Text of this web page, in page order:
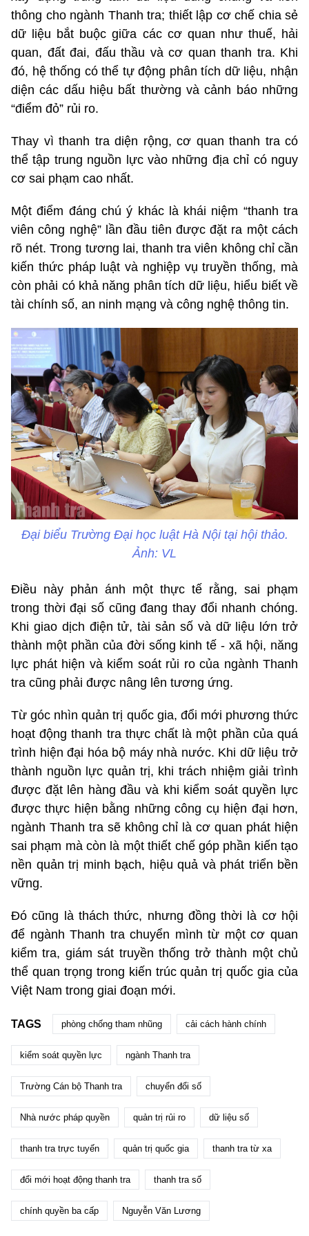
thông cho ngành Thanh tra; thiết lập cơ chế chia sẻ
dữ liệu bắt buộc giữa các cơ quan như thuế, hải
quan, đất đai, đấu thầu và cơ quan thanh tra. Khi
đó, hệ thống có thể tự động phân tích dữ liệu, nhận
diện các dấu hiệu bất thường và cảnh báo những
“điểm đỏ” rủi ro.
Thay vì thanh tra diện rộng, cơ quan thanh tra có
thể tập trung nguồn lực vào những địa chỉ có nguy
cơ sai phạm cao nhất.
Một điểm đáng chú ý khác là khái niệm “thanh tra
viên công nghệ” lần đầu tiên được đặt ra một cách
rõ nét. Trong tương lai, thanh tra viên không chỉ cần
kiến thức pháp luật và nghiệp vụ truyền thống, mà
còn phải có khả năng phân tích dữ liệu, hiểu biết về
tài chính số, an ninh mạng và công nghệ thông tin.
Đại biểu Trường Đại học luật Hà Nội tại hội thảo.
Ảnh: VL
Điều này phản ánh một thực tế rằng, sai phạm
trong thời đại số cũng đang thay đổi nhanh chóng.
Khi giao dịch điện tử, tài sản số và dữ liệu lớn trở
thành một phần của đời sống kinh tế - xã hội, năng
lực phát hiện và kiểm soát rủi ro của ngành Thanh
tra cũng phải được nâng lên tương ứng.
Từ góc nhìn quản trị quốc gia, đổi mới phương thức
hoạt động thanh tra thực chất là một phần của quá
trình hiện đại hóa bộ máy nhà nước. Khi dữ liệu trở
thành nguồn lực quản trị, khi trách nhiệm giải trình
được đặt lên hàng đầu và khi kiểm soát quyền lực
được thực hiện bằng những công cụ hiện đại hơn,
ngành Thanh tra sẽ không chỉ là cơ quan phát hiện
sai phạm mà còn là một thiết chế góp phần kiến tạo
nền quản trị minh bạch, hiệu quả và phát triển bền
vững.
Đó cũng là thách thức, nhưng đồng thời là cơ hội
để ngành Thanh tra chuyển mình từ một cơ quan
kiểm tra, giám sát truyền thống trở thành một chủ
thể quan trọng trong kiến trúc quản trị quốc gia của
Việt Nam trong giai đoạn mới.
TAGS phòng chống tham nhũng cải cách hành chính
kiểm soát quyền lực ngành Thanh tra
Trường Cán bộ Thanh tra chuyển đổi số
Nhà nước pháp quyền quản trị rủi ro dữ liệu số
thanh tra trực tuyến quản trị quốc gia thanh tra từ xa
đổi mới hoạt động thanh tra thanh tra số
chính quyền ba cấp Nguyễn Văn Lương